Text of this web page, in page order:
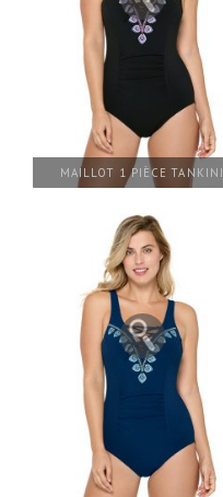
MAILLOT 1 PIÈCE TANKINI